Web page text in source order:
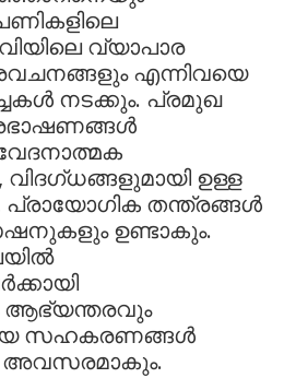
വ്യാപാര
എന്നിവയെ
നടക്കും. പ്രമുഖ
ഉള്ള
പ്രായോഗിക തന്ത്രങ്ങള്‍
ഉണ്ടാകും.
ആഭ്യന്തരവും
സഹകരണങ്ങള്‍
അവസരമാകും.